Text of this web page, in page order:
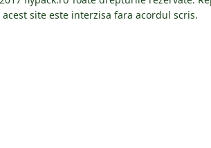
acest site este interzisa fara acordul scris.